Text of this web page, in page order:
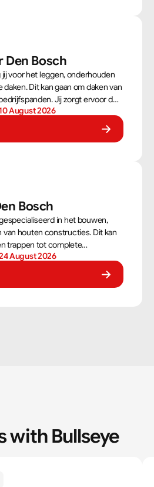
Den Bosch
voor het leggen, onderhouden
Dit kan gaan om daken van
Jij zorgt ervoor dat
kunnen,
August 2026
Bosch
in het bouwen,
houten constructies. Dit kan
trappen tot complete
Aan de hand van
ervoor dat een constructie zowel
August 2026
with Bullseye